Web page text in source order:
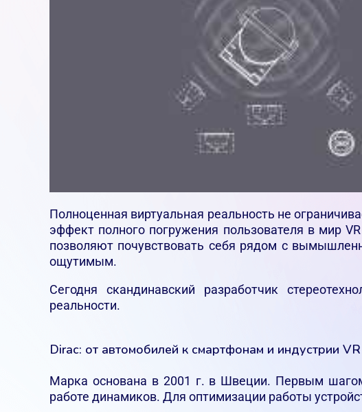
Полноценная виртуальная реальность не
эффект полного погружения пользователя в мир
позволяют почувствовать себя рядом с
ощутимым.
Сегодня скандинавский разработчик
реальности.
Dirac: от автомобилей к смартфонам и индустрии VR
Марка основана в 2001 г. в Швеции. Первым
работе динамиков. Для оптимизации работы